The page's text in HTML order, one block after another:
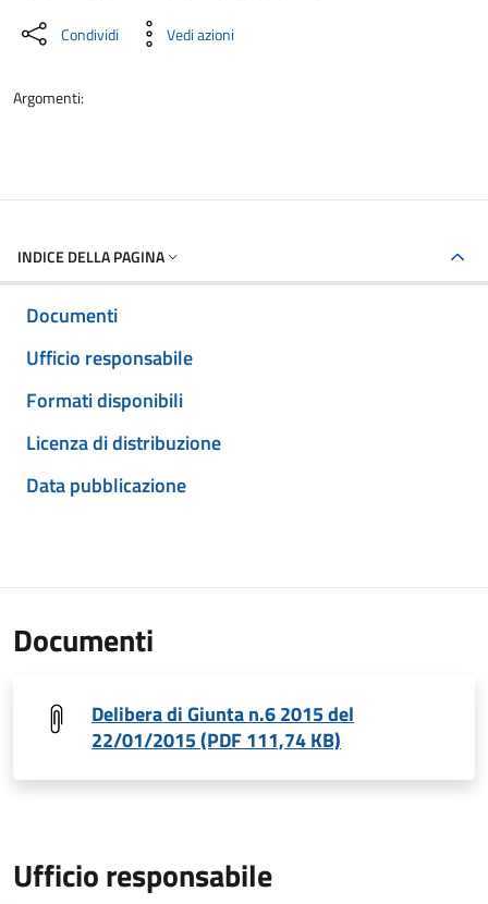
Condividi Vedi azioni
Argomenti:
INDICE DELLA PAGINA
Documenti
Ufficio responsabile
Formati disponibili
Licenza di distribuzione
Data pubblicazione
Documenti
Delibera di Giunta n.6 2015 del
22/01/2015 (PDF 111,74 KB)
Ufficio responsabile